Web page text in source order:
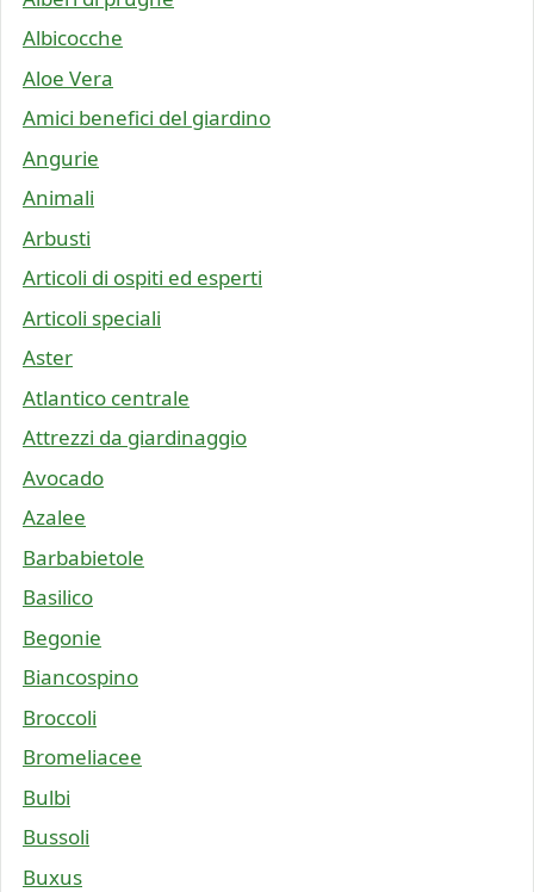
Albicocche
Aloe Vera
Amici benefici del giardino
Angurie
Animali
Arbusti
Articoli di ospiti ed esperti
Articoli speciali
Aster
Atlantico centrale
Attrezzi da giardinaggio
Avocado
Azalee
Barbabietole
Basilico
Begonie
Biancospino
Broccoli
Bromeliacee
Bulbi
Bussoli
Buxus